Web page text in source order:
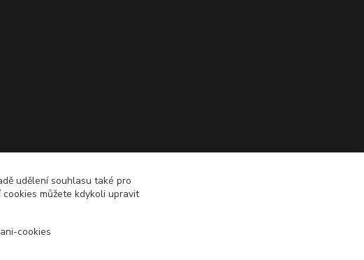
udělení souhlasu také pro
můžete kdykoli upravit
cookies